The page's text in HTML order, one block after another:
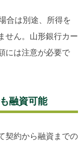
合は別途、所得を
せん。山形銀行カー
には注意が必要で
融資可能
契約から融資までの